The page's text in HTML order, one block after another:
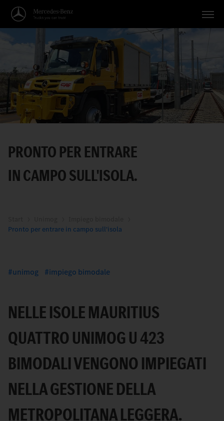
Veicoli
Applicazioni
Temi
Servizio
Italiano
PRONTO PER ENTRARE
IN CAMPO SULL'ISOLA.
Pronto per entrare in campo sull'isola
unimog impiego bimodale
NELLE ISOLE MAURITIUS
QUATTRO UNIMOG U 423
BIMODALI VENGONO IMPIEGATI
NELLA GESTIONE DELLA
METROPOLITANA LEGGERA.